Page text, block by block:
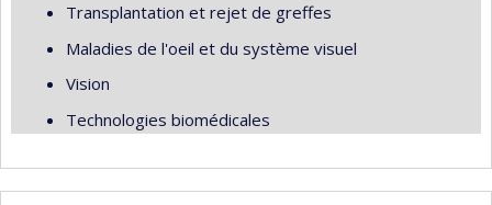
Transplantation et rejet de greffes
Maladies de l'oeil et du système visuel
Vision
Technologies biomédicales